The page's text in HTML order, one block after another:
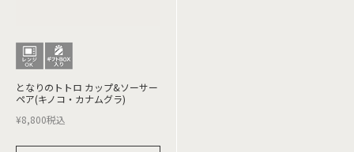
となりのトトロ カップ&ソーサー
ペア(キノコ・カナムグラ)
¥8,800税込